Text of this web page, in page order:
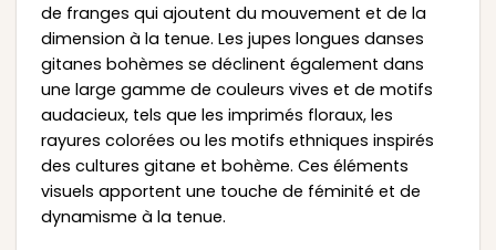
de franges qui ajoutent du mouvement et de la
dimension à la tenue. Les jupes longues danses
gitanes bohèmes se déclinent également dans
une large gamme de couleurs vives et de motifs
audacieux, tels que les imprimés floraux, les
rayures colorées ou les motifs ethniques inspirés
des cultures gitane et bohème. Ces éléments
visuels apportent une touche de féminité et de
dynamisme à la tenue.